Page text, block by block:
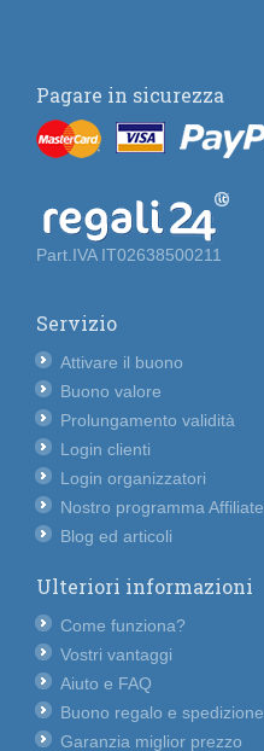
Pagare in sicurezza
Part.IVA IT02638500211
Servizio
Attivare il buono
Buono valore
Prolungamento validità
Login clienti
Login organizzatori
Nostro programma Affiliate
Blog ed articoli
Ulteriori informazioni
Come funziona?
Vostri vantaggi
Aiuto e FAQ
Buono regalo e spedizione
Garanzia miglior prezzo